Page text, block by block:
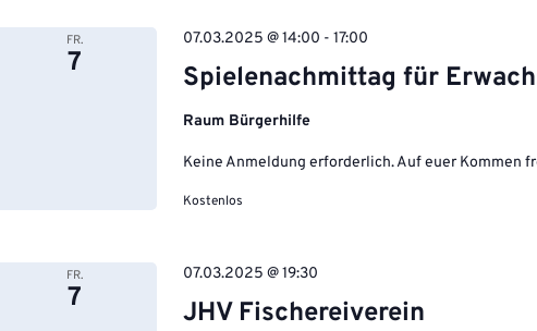
FR.
7 Spielenachmittag für
07.03.2025 @ 14:00 - 17:00
Raum Bürgerhilfe
Keine Anmeldung erforderlich. Auf euer Kommen
Kostenlos
FR.
7 JHV Fischereiverein
07.03.2025 @ 19:30